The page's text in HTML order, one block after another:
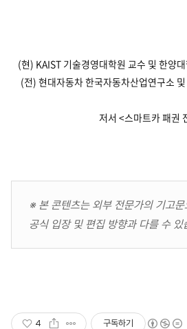
(현) KAIST 기술경영대학원 교수 및 한양
(전) 현대자동차 한국자동차산업연구소
저서 <스마트카 패권
※ 본 콘텐츠는 외부 전문가의 기고
공식 입장 및 편집 방향과 다를 수 있
4 구독하기